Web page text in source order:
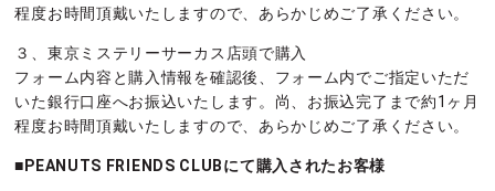
程度お時間頂戴いたしますので、あらかじめご了承ください。
３、東京ミステリーサーカス店頭で購入
フォーム内容と購入情報を確認後、フォーム内でご指定いただ
いた銀行口座へお振込いたします。尚、お振込完了まで約1ヶ月
程度お時間頂戴いたしますので、あらかじめご了承ください。
■PEANUTS FRIENDS CLUBにて購入されたお客様